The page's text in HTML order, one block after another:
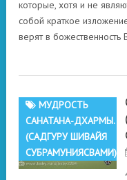
которые, хотя и не
собой краткое
верят в
МУДРОСТЬ
САНАТАНА-ДХАРМЫ.
(САДГУРУ ШИВАЙЯ
СУБРАМУНИЯСВАМИ)